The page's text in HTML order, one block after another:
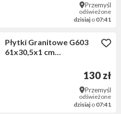
Przemyśl
odświeżone
dzisiaj o 07:41
Płytki Granitowe G603
61x30,5x1 cm
130 zł
Przemyśl
odświeżone
dzisiaj o 07:41